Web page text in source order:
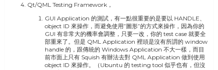
Qt/QML Testing Framework，
GUI Application 的測試，有一點很重要的是要以 HANDLE、
object ID 來操作，而避免使用”圖形”的方式來操作，因為你的
GUI 有非常大的機率會調整，只要一改，你的 test case 就要全
部重來了。但是 QML Application 裡頭是沒有所謂的 window
handle 的，跟傳統的 Windows Application 不大一樣，而目
前市面上只有 Squish 有辦法去對 QML Application 做到使用
object ID 來操作。（Ubuntu 的 testing tool 似乎也有，但沒